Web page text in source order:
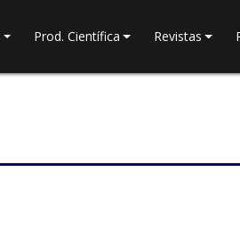
Prod. Científica Revistas